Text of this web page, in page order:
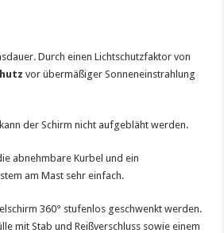
Durch einen Lichtschutzfaktor von
vor übermäßiger Sonneneinstrahlung
der Schirm nicht aufgebläht werden.
abnehmbare Kurbel und ein
am Mast sehr einfach.
360° stufenlos geschwenkt werden.
mit Stab und Reißverschluss sowie einem